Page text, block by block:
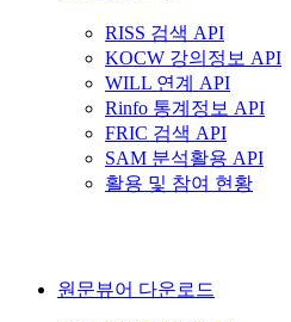
RISS 검색 API
KOCW 강의정보 API
WILL 연계 API
Rinfo 통계정보 API
FRIC 검색 API
SAM 분석활용 API
활용 및 참여 현황
원문뷰어 다운로드